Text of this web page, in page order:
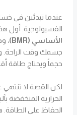
عندما تبدئين في
الفسيولوجية. أول
الأساسي (BMR)
،
جسمك وقت الراحة.
حجماً ويحتاج طاقة
لكن القصة لا
الحرارية المنخفضة
الحفاظ على الطاقة.